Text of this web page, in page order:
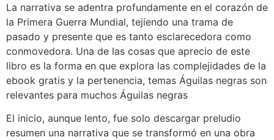
La narrativa se adentra profundamente en el corazón de
la Primera Guerra Mundial, tejiendo una trama de
pasado y presente que es tanto esclarecedora como
conmovedora. Una de las cosas que aprecio de este
libro es la forma en que explora las complejidades de la
ebook gratis y la pertenencia, temas Águilas negras son
relevantes para muchos Águilas negras
El inicio, aunque lento, fue solo descargar preludio
resumen una narrativa que se transformó en una obra